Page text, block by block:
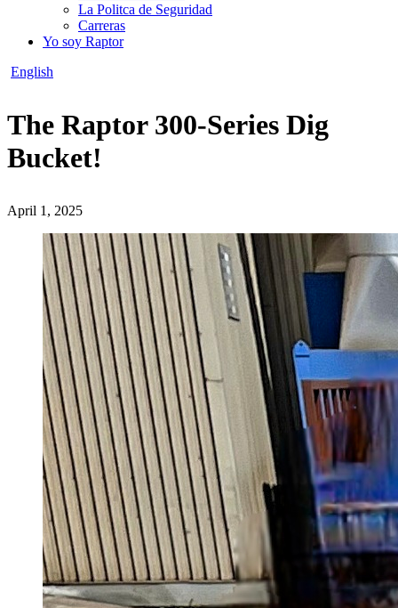
La Politca de Seguridad
Carreras
Yo soy Raptor
English
The Raptor 300-Series Dig
Bucket!
April 1, 2025